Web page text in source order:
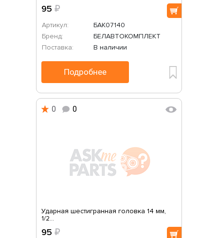
95 ₽
Артикул:
БАК07140
Бренд:
БЕЛАВТОКОМПЛЕКТ
Поставка:
В наличии
Подробнее
0 0
Ударная шестигранная головка 14 мм,
1/2...
95 ₽